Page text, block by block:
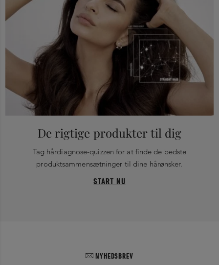
De rigtige produkter til dig
Tag hårdiagnose-quizzen for at finde de bedste
produktsammensætninger til dine hårønsker.
START NU
NYHEDSBREV